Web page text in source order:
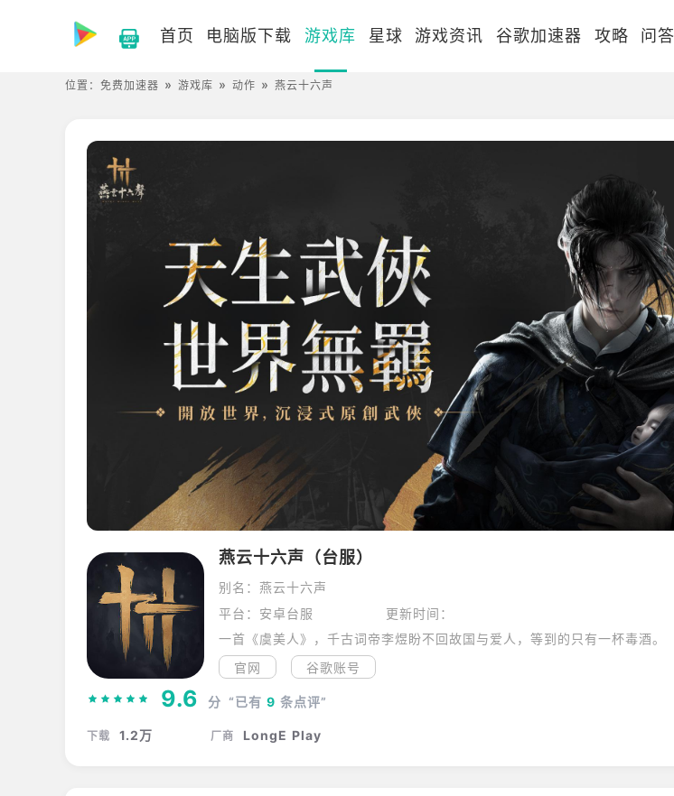
首页 电脑版下载 游戏库 星球 游戏资讯 谷歌加速器 攻略 问答
位置： 免费加速器 游戏库 动作 燕云十六声
燕云十六声（台服）
别名：燕云十六声
平台：安卓台服
更新时间：
一首《虞美人》，千古词帝李煜盼不回故国与爱人，等到的只有一杯毒酒。
官网
谷歌账号
9.6 分 “已有 9 条点评”
下载 1.2万 厂商 LongE Play